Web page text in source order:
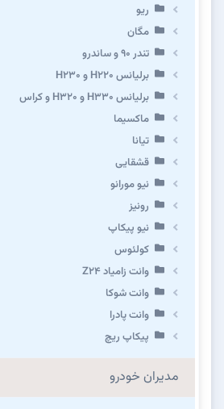
ریو
مگان
تندر ۹۰ و ساندرو
برلیانس H220 و H230
برلیانس H330 و H320 و کراس
ماکسیما
تیانا
قشقایی
نیو مورانو
رونیز
نیو پیکاپ
كولئوس
وانت زامیاد Z24
وانت شوکا
وانت پادرا
پیکاپ ریچ
مدیران خودرو